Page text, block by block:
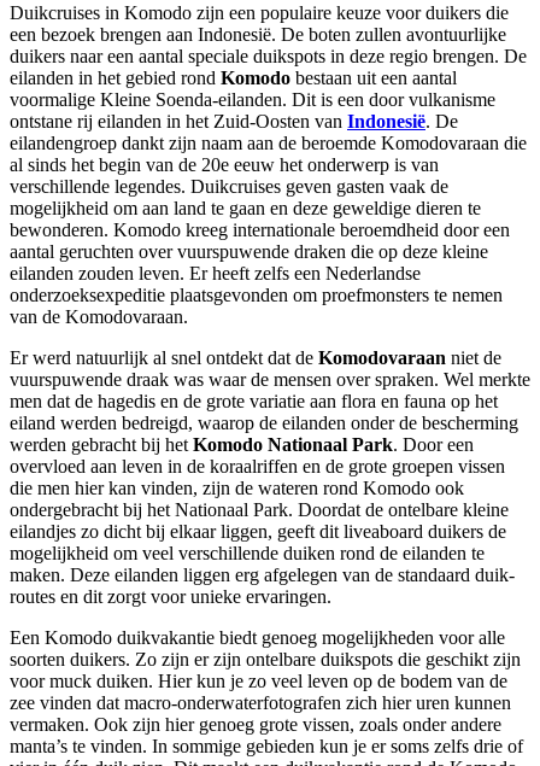
Duikcruises in Komodo zijn een populaire keuze voor duikers die
een bezoek brengen aan Indonesië. De boten zullen avontuurlijke
duikers naar een aantal speciale duikspots in deze regio brengen. De
eilanden in het gebied rond Komodo bestaan uit een aantal
voormalige Kleine Soenda-eilanden. Dit is een door vulkanisme
ontstane rij eilanden in het Zuid-Oosten van Indonesië. De
eilandengroep dankt zijn naam aan de beroemde Komodovaraan die
al sinds het begin van de 20e eeuw het onderwerp is van
verschillende legendes. Duikcruises geven gasten vaak de
mogelijkheid om aan land te gaan en deze geweldige dieren te
bewonderen. Komodo kreeg internationale beroemdheid door een
aantal geruchten over vuurspuwende draken die op deze kleine
eilanden zouden leven. Er heeft zelfs een Nederlandse
onderzoeksexpeditie plaatsgevonden om proefmonsters te nemen
van de Komodovaraan.
Er werd natuurlijk al snel ontdekt dat de Komodovaraan niet de
vuurspuwende draak was waar de mensen over spraken. Wel merkte
men dat de hagedis en de grote variatie aan flora en fauna op het
eiland werden bedreigd, waarop de eilanden onder de bescherming
werden gebracht bij het Komodo Nationaal Park. Door een
overvloed aan leven in de koraalriffen en de grote groepen vissen
die men hier kan vinden, zijn de wateren rond Komodo ook
ondergebracht bij het Nationaal Park. Doordat de ontelbare kleine
eilandjes zo dicht bij elkaar liggen, geeft dit liveaboard duikers de
mogelijkheid om veel verschillende duiken rond de eilanden te
maken. Deze eilanden liggen erg afgelegen van de standaard duik-
routes en dit zorgt voor unieke ervaringen.
Een Komodo duikvakantie biedt genoeg mogelijkheden voor alle
soorten duikers. Zo zijn er zijn ontelbare duikspots die geschikt zijn
voor muck duiken. Hier kun je zo veel leven op de bodem van de
zee vinden dat macro-onderwaterfotografen zich hier uren kunnen
vermaken. Ook zijn hier genoeg grote vissen, zoals onder andere
manta’s te vinden. In sommige gebieden kun je er soms zelfs drie of